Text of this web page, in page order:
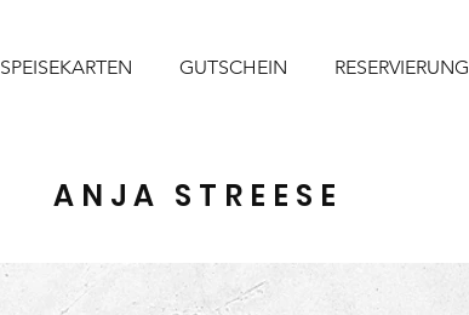
SPEISEKARTEN GUTSCHEIN RESERVIERUNG
ANJA STREESE